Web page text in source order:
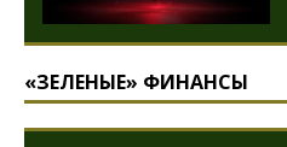
«ЗЕЛЕНЫЕ» ФИНАНСЫ